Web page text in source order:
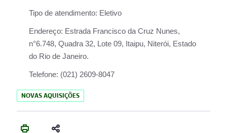
Tipo de atendimento: Eletivo
Endereço: Estrada Francisco da Cruz Nunes,
n°6.748, Quadra 32, Lote 09, Itaipu, Niterói, Estado
do Rio de Janeiro.
Telefone: (021) 2609-8047
NOVAS AQUISIÇÕES